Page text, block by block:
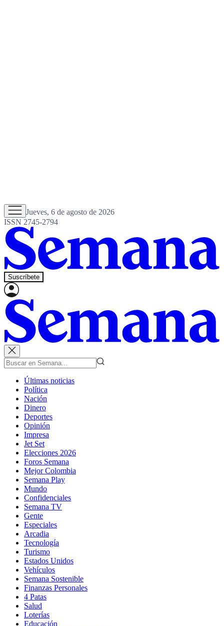
Jueves, 6 de agosto de 2026
ISSN 2745-2794
Suscríbete
Últimas noticias
Política
Nación
Dinero
Deportes
Opinión
Impresa
Jet Set
Elecciones 2026
Foros Semana
Mejor Colombia
Semana Play
Mundo
Confidenciales
Semana TV
Gente
Especiales
Arcadia
Tecnología
Turismo
Estados Unidos
Vehículos
Semana Sostenible
Finanzas Personales
4 Patas
Salud
Loterías
Educación